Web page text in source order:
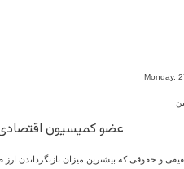
Monday,
عضو کمیسیون
حقوقی که بیشترین میزان بازنگرداندن ارز